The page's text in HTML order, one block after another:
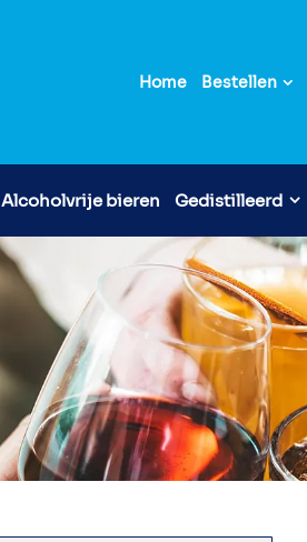
Home Bestellen
Alcoholvrije bieren Gedistilleerd